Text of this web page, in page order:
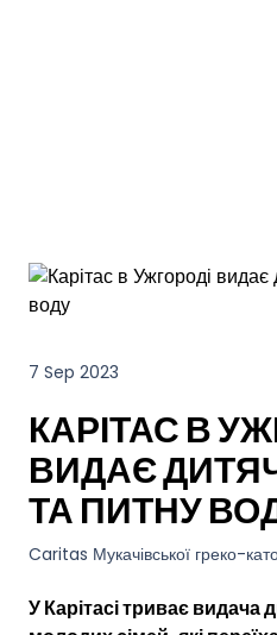
7 Sep 2023
КАРІТАС В
ВИДАЄ
ТА ПИТНУ
Caritas Мукачівської греко-
У Карітасі триває видача